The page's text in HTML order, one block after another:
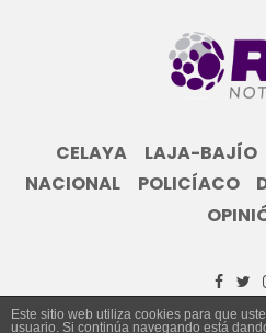
CELAYA LAJA-BAJÍO
NACIONAL
POLICÍACO
Este sitio web utiliza cookies para que
usuario. Si continúa navegando está